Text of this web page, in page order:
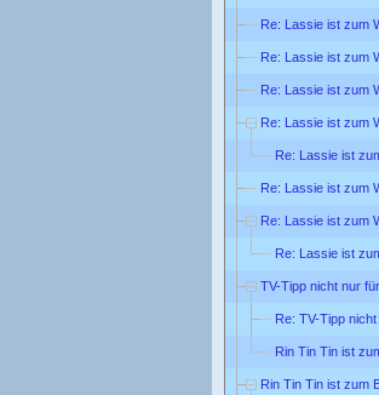
Re: Lassie ist zum
Re: Lassie ist zum
Re: Lassie ist zum
Re: Lassie ist zum
Re: Lassie ist
Re: Lassie ist zum
Re: Lassie ist zum
Re: Lassie ist
TV-Tipp nicht nur
Re: TV-Tipp
Rin Tin Tin ist
Rin Tin Tin ist zum